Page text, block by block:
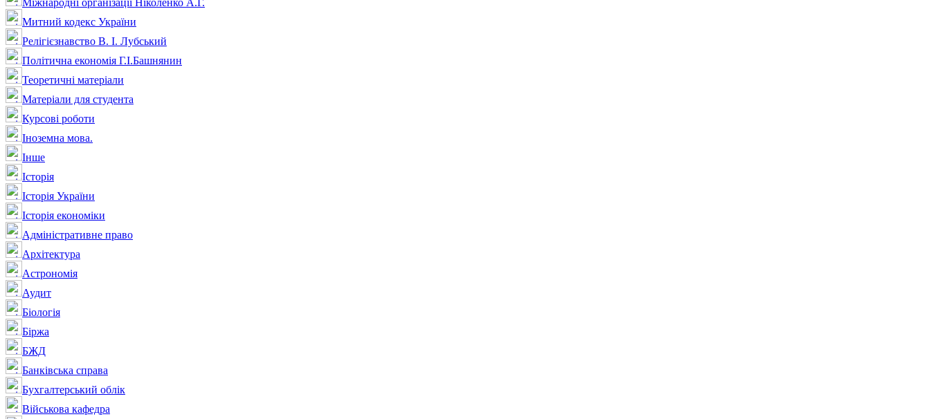
Міжнародні організації Ніколенко А.Г.
Митний кодекс України
Релігієзнавство В. І. Лубський
Політична економія Г.І.Башнянин
Теоретичні матеріали
Матеріали для студента
Курсові роботи
Іноземна мова.
Інше
Історія
Історія України
Історія економіки
Адміністративне право
Архітектура
Астрономія
Аудит
Біологія
Біржа
БЖД
Банківська справа
Бухгалтерський облік
Військова кафедра